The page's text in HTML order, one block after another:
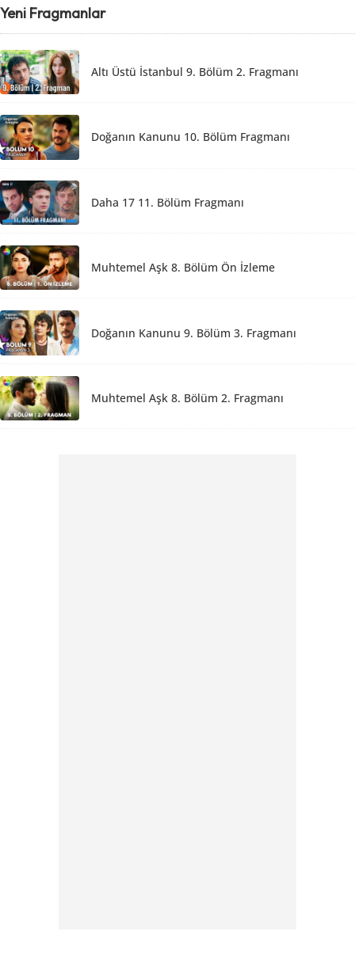
Yeni Fragmanlar
Altı Üstü İstanbul 9. Bölüm 2. Fragmanı
Doğanın Kanunu 10. Bölüm Fragmanı
Daha 17 11. Bölüm Fragmanı
Muhtemel Aşk 8. Bölüm Ön İzleme
Doğanın Kanunu 9. Bölüm 3. Fragmanı
Muhtemel Aşk 8. Bölüm 2. Fragmanı